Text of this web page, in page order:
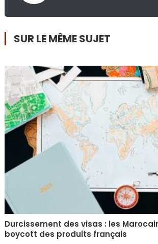
SUR LE MÊME SUJET
Durcissement des visas : les
boycott des produits français